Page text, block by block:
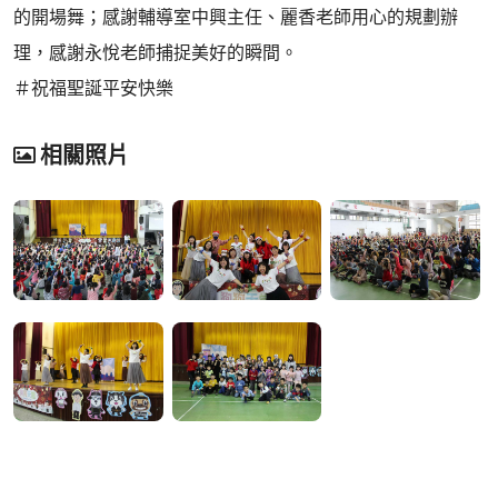
的開場舞；感謝輔導室中興主任、麗香老師用心的規劃辦
理，感謝永悅老師捕捉美好的瞬間。
＃祝福聖誕平安快樂
相關照片